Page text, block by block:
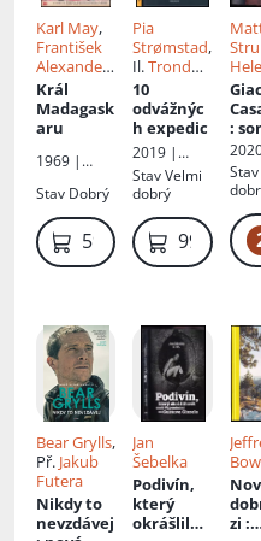
Karl May,
František
Alexander
Elstner
Desider
Galský, Il.
Urban
, Př.
Korejs
Král
Madagask
aru
1969 |
Stav Dobrý
59 Kč
Pia
Strømstad,
Il.Trond
Bredesen
Př.Jitka
Jindřišková
10
odvážnýc
h expedic
2019 |
Fragment
StavVelmi
dobrý
99 Kč
:
h
s.r.o
Stav
Bear Grylls,
Př. Jakub
Futera
Nikdy to
nevzdávej
Jan
Šebelka
Podivín,
který
okrášlil
zi :